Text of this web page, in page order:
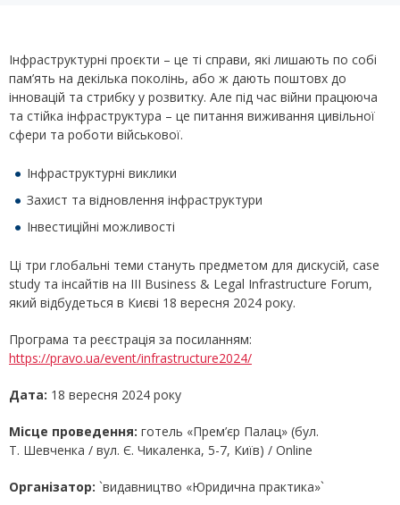
Інфраструктурні проєкти – це ті справи, які лишають по собі
пам’ять на декілька поколінь, або ж дають поштовх до
інновацій та стрибку у розвитку. Але під час війни працююча
та стійка інфраструктура – це питання виживання цивільної
сфери та роботи військової.
Інфраструктурні виклики
Захист та відновлення інфраструктури
Інвестиційні можливості
Ці три глобальні теми стануть предметом для дискусій, case
study та інсайтів на ІІІ Business & Legal Infrastructure Forum,
який відбудеться в Києві 18 вересня 2024 року.
Програма та реєстрація за посиланням:
https://pravo.ua/event/infrastructure2024/
Дата: 18 вересня 2024 року
Місце проведення: готель «Прем’єр Палац» (бул.
Т. Шевченка / вул. Є. Чикаленка, 5-7, Київ) / Online
Організатор: `видавництво «Юридична практика»`